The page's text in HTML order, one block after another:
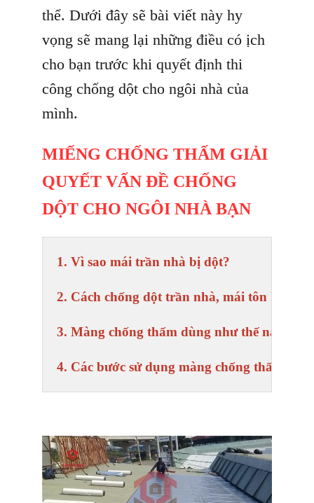
thể. Dưới đây sẽ bài viết này hy
vọng sẽ mang lại những điều có ịch
cho bạn trước khi quyết định thi
công chống dột cho ngôi nhà của
mình.
MIẾNG CHỐNG THẤM GIẢI
QUYẾT VẤN ĐỀ CHỐNG
DỘT CHO NGÔI NHÀ BẠN
1. Vì sao mái trần nhà bị dột?
2. Cách chống dột trần nhà, mái tôn hiệu
3. Màng chống thấm dùng như thế nào?
4. Các bước sử dụng màng chống thấm,